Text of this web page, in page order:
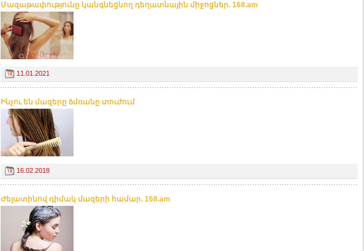
Մազաթափությունը կանգնեցնող դեղատնային միջոցներ. 168.am
11.01.2021
Ինչու են մազերը ձմռանը տուժում
16.02.2018
Ժելատինով դիմակ մազերի համար. 168.am